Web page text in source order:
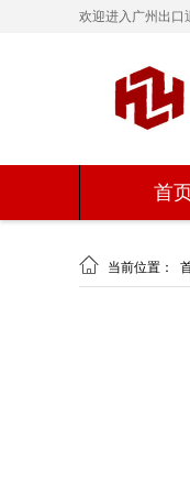
欢迎进入广州出口
首
 当前位置：